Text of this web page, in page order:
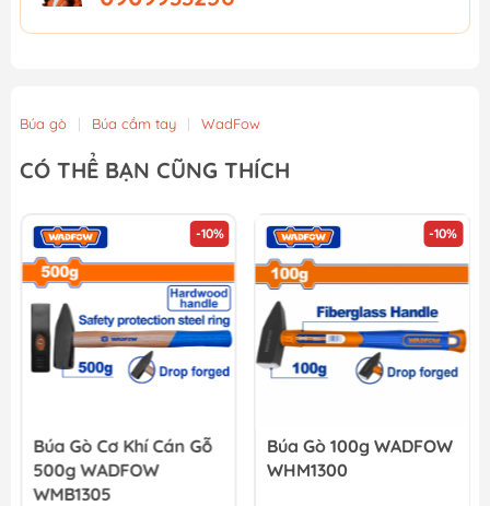
Búa gò | Búa cầm tay | WadFow
CÓ THỂ BẠN CŨNG THÍCH
-10%
Búa Gò Cơ Khí Cán Gỗ
500g WADFOW
WMB1305
-10%
Búa Gò 100g WADFOW
WHM1300